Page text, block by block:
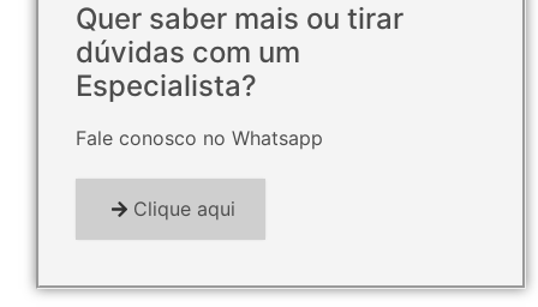
Quer saber mais ou tirar
dúvidas com um
Especialista?
Fale conosco no Whatsapp
Clique aqui